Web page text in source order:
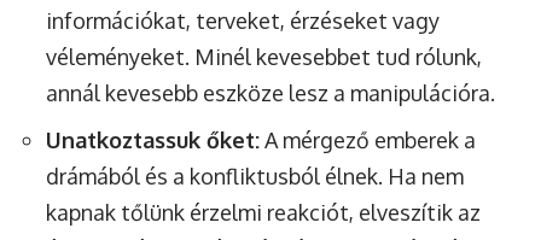
információkat, terveket, érzéseket vagy
véleményeket. Minél kevesebbet tud rólunk,
annál kevesebb eszköze lesz a manipulációra.
Unatkoztassuk őket:A mérgező emberek a
drámából és a konfliktusból élnek. Ha nem
kapnak tőlünk érzelmi reakciót, elveszítik az